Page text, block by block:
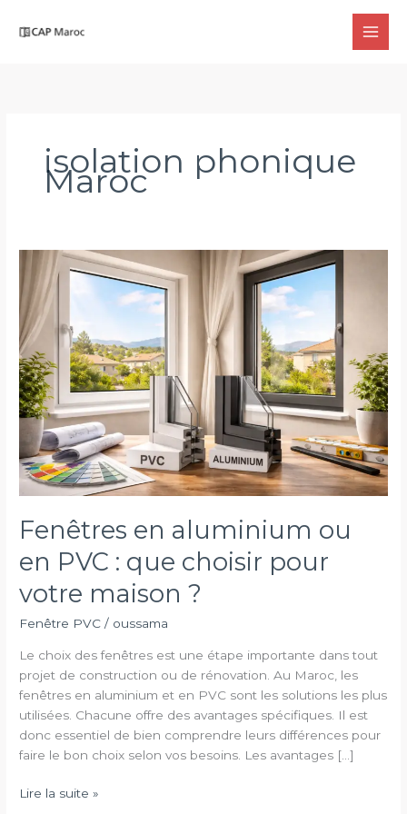
isolation phonique
Maroc
Fenêtres en aluminium ou
en PVC : que choisir pour
votre maison ?
Fenêtre PVC / oussama
Le choix des fenêtres est une étape importante dans tout
projet de construction ou de rénovation. Au Maroc, les
fenêtres en aluminium et en PVC sont les solutions les plus
utilisées. Chacune offre des avantages spécifiques. Il est
donc essentiel de bien comprendre leurs différences pour
faire le bon choix selon vos besoins. Les avantages […]
Fenêtres
Lire la suite »